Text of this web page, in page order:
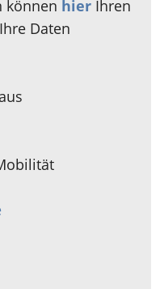
können hier Ihren
Daten